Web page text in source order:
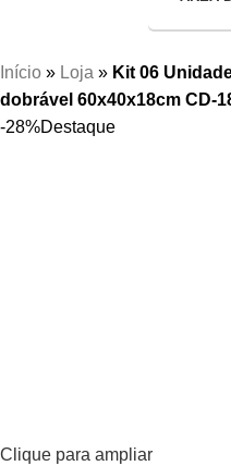
Início » Loja » Kit 06
dobrável 60x40x18cm CD-
-28%Destaque
Clique para ampliar